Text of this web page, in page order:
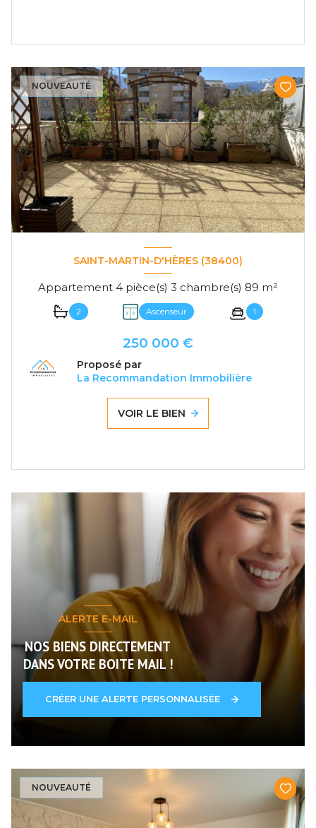
NOUVEAUTÉ
SAINT-MARTIN-D'HÈRES (38400)
Appartement 4 pièce(s) 3 chambre(s) 89 m²
2 Ascenseur 1
250 000 €
Proposé par
La Recommandation Immobilière
VOIR LE BIEN
ALERTE E-MAIL
NOS BIENS DIRECTEMENT
DANS VOTRE BOITE MAIL !
CRÉER UNE ALERTE PERSONNALISÉE
NOUVEAUTÉ